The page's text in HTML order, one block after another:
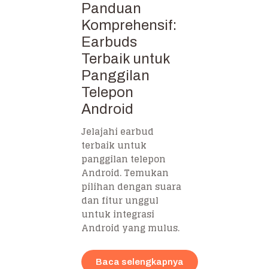
Panduan
Komprehensif:
Earbuds
Terbaik untuk
Panggilan
Telepon
Android
Jelajahi earbud
terbaik untuk
panggilan telepon
Android. Temukan
pilihan dengan suara
dan fitur unggul
untuk integrasi
Android yang mulus.
Baca selengkapnya